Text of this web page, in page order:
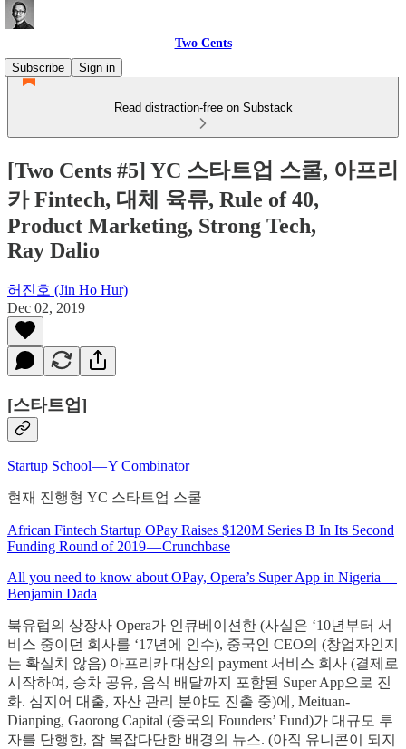
Two Cents
Subscribe
Sign in
Read distraction-free on Substack
[Two Cents #5] YC 스타트업 스쿨, 아프리
카 Fintech, 대체 육류, Rule of 40,
Product Marketing, Strong Tech,
Ray Dalio
허진호 (Jin Ho Hur)
Dec 02, 2019
[스타트업]
Startup School — Y Combinator
현재 진행형 YC 스타트업 스쿨
African Fintech Startup OPay Raises $120M Series B In Its Second
Funding Round of 2019 — Crunchbase
All you need to know about OPay, Opera’s Super App in Nigeria —
Benjamin Dada
북유럽의 상장사 Opera가 인큐베이션한 (사실은 ‘10년부터 서
비스 중이던 회사를 ‘17년에 인수), 중국인 CEO의 (창업자인지
는 확실치 않음) 아프리카 대상의 payment 서비스 회사 (결제로
시작하여, 승차 공유, 음식 배달까지 포함된 Super App으로 진
화. 심지어 대출, 자산 관리 분야도 진출 중)에, Meituan-
Dianping, Gaorong Capital (중국의 Founders’ Fund)가 대규모 투
자를 단행한, 참 복잡다단한 배경의 뉴스. (아직 유니콘이 되지